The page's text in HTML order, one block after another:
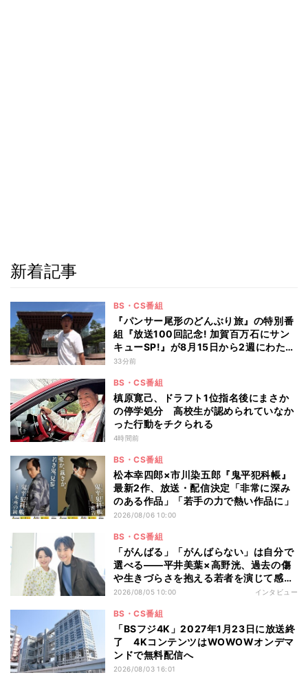
新着記事
BS・CS番組
『パンサー尾形のどんぶり旅』の特別番
組『放送100回記念! 加賀百万石にサン
キューSP!』が8月15日から2週にわたり
放送 100回記念にふさわしい豪華な金
33分前
BS・CS番組
槙原寛己、ドラフト1位指名後にまさか
の停学処分 高校生が認められていなか
った行動をチクられる
4時間前
BS・CS番組
松本幸四郎×市川染五郎『鬼平犯科帳』
最新2作、放送・配信決定「非常に深み
のある作品」「若手の力で熱い作品に」
2026/08/06 10:00
BS・CS番組
「がんばる」「がんばらない」は自分で
選べる――平井美葉×高野洸、過去の傷
や生きづらさを抱える若者を演じて感じ
たこと
2026/08/05 10:00 インタビュー
BS・CS番組
「BSフジ4K」2027年1月23日に放送終
了 4KコンテンツはWOWOWオンデマ
ンドで無料配信へ
2026/08/03 16:01